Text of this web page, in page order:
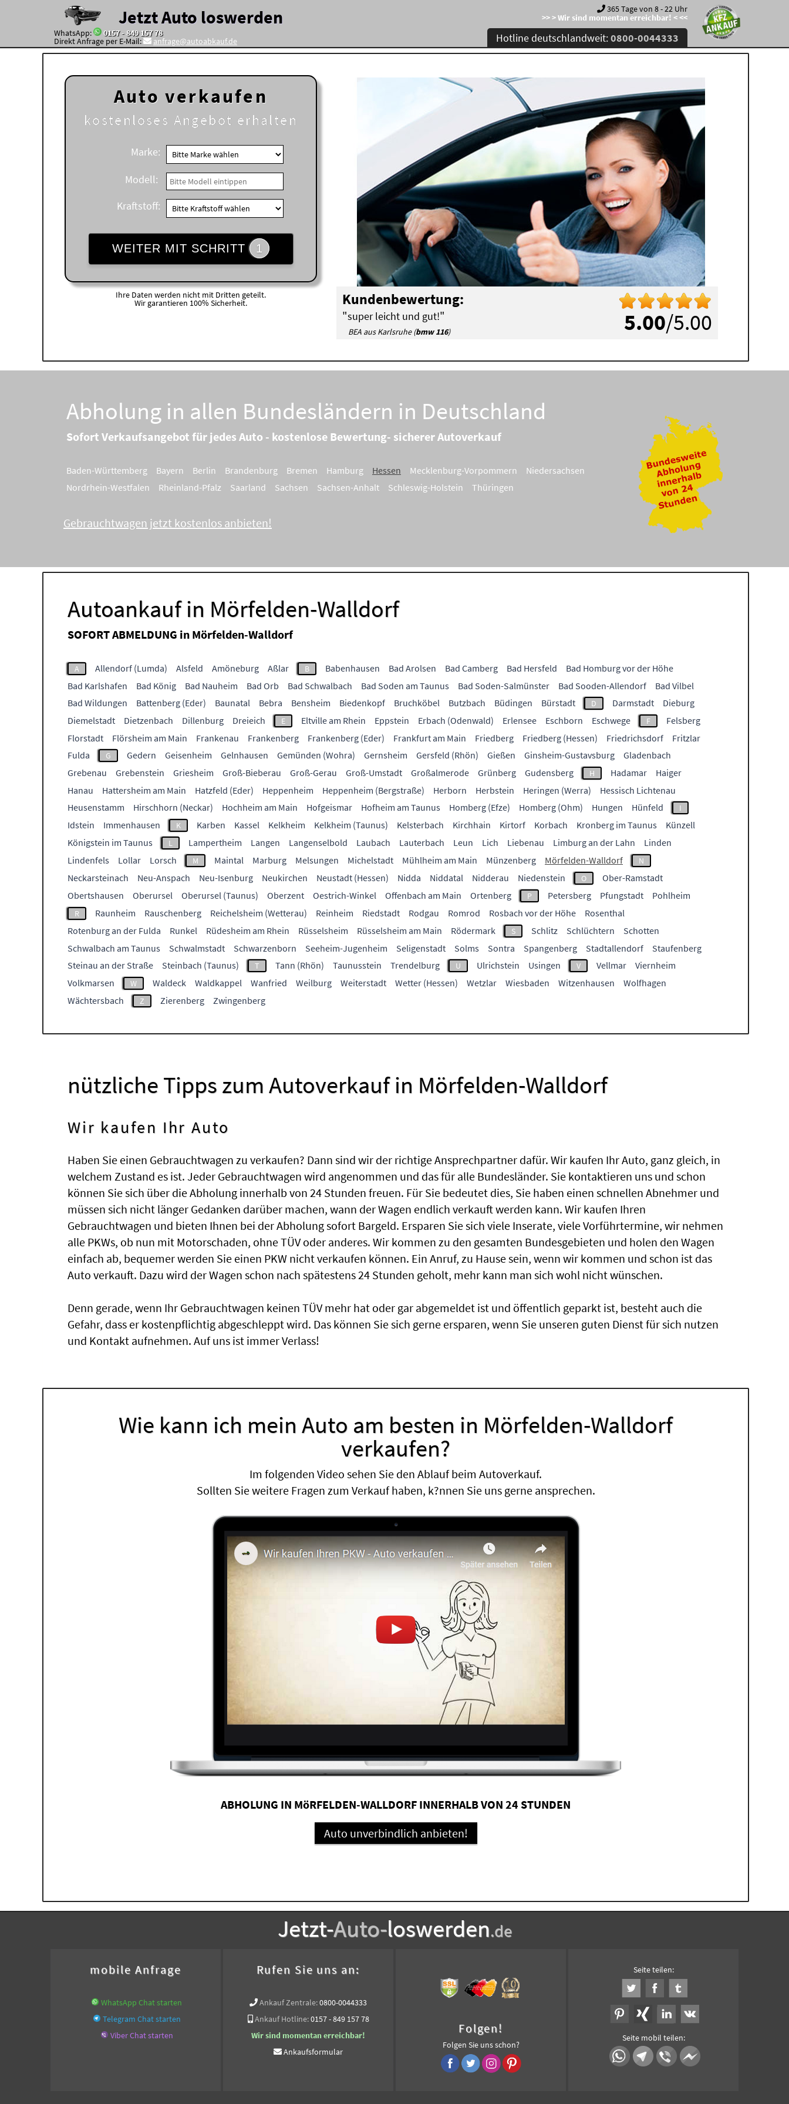
Jetzt Auto loswerden
WhatsApp: 0157 - 849 157 78
Direkt Anfrage per E-Mail: anfrage@autoabkauf.de
365 Tage von 8 - 22 Uhr
>> > Wir sind momentan erreichbar! < <<
Hotline deutschlandweit:0800-0044333
Auto verkaufen
kostenloses Angebot erhalten
Marke:
Modell:
Kraftstoff:
WEITER MIT SCHRITT 1
Ihre Daten werden nicht mit Dritten geteilt.
Wir garantieren 100% Sicherheit.
5.00/5.00
Kundenbewertung:
"super leicht und gut!"
BEA aus Karlsruhe (bmw 116)
Abholung in allen Bundesländern in Deutschland
Sofort Verkaufsangebot für jedes Auto - kostenlose Bewertung- sicherer Autoverkauf
Baden-Württemberg Bayern Berlin Brandenburg Bremen Hamburg Hessen Mecklenburg-Vorpommern
Niedersachsen
Nordrhein-Westfalen
Rheinland-Pfalz Saarland Sachsen Sachsen-Anhalt Schleswig-Holstein Thüringen
Gebrauchtwagen jetzt kostenlos anbieten!
Autoankauf in Mörfelden-Walldorf
SOFORT ABMELDUNG in Mörfelden-Walldorf
A Allendorf (Lumda) Alsfeld Amöneburg Aßlar B Babenhausen Bad Arolsen Bad Camberg Bad Hersfeld
Bad Homburg vor der Höhe
Bad Karlshafen
Bad König Bad Nauheim Bad Orb Bad Schwalbach Bad Soden am Taunus Bad Soden-Salmünster Bad Sooden-Allendorf
Bad Vilbel
Bad Wildungen
Battenberg (Eder) Baunatal Bebra Bensheim Biedenkopf Bruchköbel Butzbach Büdingen Bürstadt D Darmstadt
Dieburg
Diemelstadt
Dietzenbach Dillenburg Dreieich E Eltville am Rhein Eppstein Erbach (Odenwald) Erlensee Eschborn Eschwege F
Felsberg
Florstadt
Flörsheim am Main Frankenau Frankenberg Frankenberg (Eder) Frankfurt am Main Friedberg Friedberg (Hessen) Friedrichsdorf
Fritzlar
Fulda
G Gedern Geisenheim Gelnhausen Gemünden (Wohra) Gernsheim Gersfeld (Rhön) Gießen Ginsheim-Gustavsburg
Gladenbach
Grebenau
Grebenstein Griesheim Groß-Bieberau Groß-Gerau Groß-Umstadt Großalmerode Grünberg Gudensberg H Hadamar
Haiger
Hanau
Hattersheim am Main Hatzfeld (Eder) Heppenheim Heppenheim (Bergstraße) Herborn Herbstein Heringen (Werra)
Hessisch Lichtenau
Heusenstamm
Hirschhorn (Neckar) Hochheim am Main Hofgeismar Hofheim am Taunus Homberg (Efze) Homberg (Ohm) Hungen Hünfeld I
Idstein Immenhausen K Karben Kassel Kelkheim Kelkheim (Taunus) Kelsterbach Kirchhain Kirtorf Korbach Kronberg im Taunus
Künzell
Königstein im Taunus
L Lampertheim Langen Langenselbold Laubach Lauterbach Leun Lich Liebenau Limburg an der Lahn
Linden
Lindenfels
Lollar Lorsch M Maintal Marburg Melsungen Michelstadt Mühlheim am Main Münzenberg Mörfelden-Walldorf N
Neckarsteinach Neu-Anspach Neu-Isenburg Neukirchen Neustadt (Hessen) Nidda Niddatal Nidderau Niedenstein O
Ober-Ramstadt
Obertshausen
Oberursel Oberursel (Taunus) Oberzent Oestrich-Winkel Offenbach am Main Ortenberg P Petersberg Pfungstadt Pohlheim
R Raunheim Rauschenberg Reichelsheim (Wetterau) Reinheim Riedstadt Rodgau Romrod Rosbach vor der Höhe
Rosenthal
Rotenburg an der Fulda
Runkel Rüdesheim am Rhein Rüsselsheim Rüsselsheim am Main Rödermark S Schlitz Schlüchtern
Schotten
Schwalbach am Taunus
Schwalmstadt Schwarzenborn Seeheim-Jugenheim Seligenstadt Solms Sontra Spangenberg Stadtallendorf
Staufenberg
Steinau an der Straße
Steinbach (Taunus) T Tann (Rhön) Taunusstein Trendelburg U Ulrichstein Usingen V Vellmar
Viernheim
Volkmarsen
W Waldeck Waldkappel Wanfried Weilburg Weiterstadt Wetter (Hessen) Wetzlar Wiesbaden Witzenhausen
Wolfhagen
Wächtersbach
Z Zierenberg Zwingenberg
nützliche Tipps zum Autoverkauf in Mörfelden-Walldorf
Wir kaufen Ihr Auto
Haben Sie einen Gebrauchtwagen zu verkaufen? Dann sind wir der richtige Ansprechpartner dafür. Wir kaufen Ihr Auto, ganz gleich, in
welchem Zustand es ist. Jeder Gebrauchtwagen wird angenommen und das für alle Bundesländer. Sie kontaktieren uns und schon
können Sie sich über die Abholung innerhalb von 24 Stunden freuen. Für Sie bedeutet dies, Sie haben einen schnellen Abnehmer und
müssen sich nicht länger Gedanken darüber machen, wann der Wagen endlich verkauft werden kann. Wir kaufen Ihren
Gebrauchtwagen und bieten Ihnen bei der Abholung sofort Bargeld. Ersparen Sie sich viele Inserate, viele Vorführtermine, wir nehmen
alle PKWs, ob nun mit Motorschaden, ohne TÜV oder anderes. Wir kommen zu den gesamten Bundesgebieten und holen den Wagen
einfach ab, bequemer werden Sie einen PKW nicht verkaufen können. Ein Anruf, zu Hause sein, wenn wir kommen und schon ist das
Auto verkauft. Dazu wird der Wagen schon nach spätestens 24 Stunden geholt, mehr kann man sich wohl nicht wünschen.
Denn gerade, wenn Ihr Gebrauchtwagen keinen TÜV mehr hat oder gar abgemeldet ist und öffentlich geparkt ist, besteht auch die
Gefahr, dass er kostenpflichtig abgeschleppt wird. Das können Sie sich gerne ersparen, wenn Sie unseren guten Dienst für sich nutzen
und Kontakt aufnehmen. Auf uns ist immer Verlass!
Wie kann ich mein Auto am besten in Mörfelden-Walldorf
verkaufen?
Im folgenden Video sehen Sie den Ablauf beim Autoverkauf.
Sollten Sie weitere Fragen zum Verkauf haben, k?nnen Sie uns gerne ansprechen.
ABHOLUNG IN MöRFELDEN-WALLDORF INNERHALB VON 24 STUNDEN
Auto unverbindlich anbieten!
Jetzt-Auto-loswerden.de
mobile Anfrage
WhatsApp Chat starten
Telegram Chat starten
Viber Chat starten
Rufen Sie uns an:
Ankauf Zentrale:0800-0044333
Ankauf Hotline:0157 - 849 157 78
Wir sind momentan erreichbar!
Ankaufsformular
Folgen!
Folgen Sie uns schon?
Seite teilen:
Seite mobil teilen: